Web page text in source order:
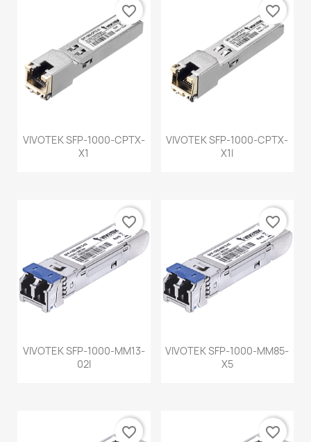
VIVOTEK SFP-1000-CPTX-
X1
favorite_border
VIVOTEK SFP-1000-CPTX-
X1I
favorite_border
VIVOTEK SFP-1000-MM13-
02I
favorite_border
VIVOTEK SFP-1000-MM85-
X5
favorite_border
favorite_border favorite_border